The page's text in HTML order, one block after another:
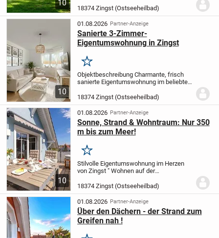
10
besondere Atmosphäre der Ostsee
genießen: Dieses charmante
Einfamilienhaus in Zingst bietet...
18374 Zingst (Ostseeheilbad)
10
01.08.2026 Partner-Anzeige
Sanierte 3-Zimmer-
Eigentumswohnung in Zingst
Merken
Objektbeschreibung Charmante, frisch
sanierte Eigentumswohnung im beliebten
Eigentumswohnung im 2. Obergeschoss
eines gepflegten Mehrfamilienhauses
vereint...
18374 Zingst (Ostseeheilbad)
10
01.08.2026 Partner-Anzeige
Sonne, Strand & Wohntraum: Nur 350
m bis zum Meer!
Merken
Stilvolle Eigentumswohnung im Herzen
von Zingst " Wohnen auf der
große Maisonette-Wohnung im 1.
Obergeschoss eines gepflegten Wohn-
und Geschäftshauses vereint...
18374 Zingst (Ostseeheilbad)
01.08.2026 Partner-Anzeige
Über den Dächern - der Strand zum
Greifen nah !